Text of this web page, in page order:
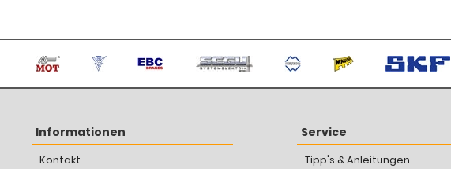
Informationen
Kontakt
Service
Tipp's & Anleitungen